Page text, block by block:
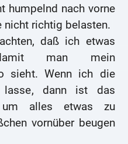
humpelnd nach vorne
nicht richtig belasten.
daß ich etwas
man mein
sieht. Wenn ich die
lasse, dann ist das
alles etwas zu
vornüber beugen